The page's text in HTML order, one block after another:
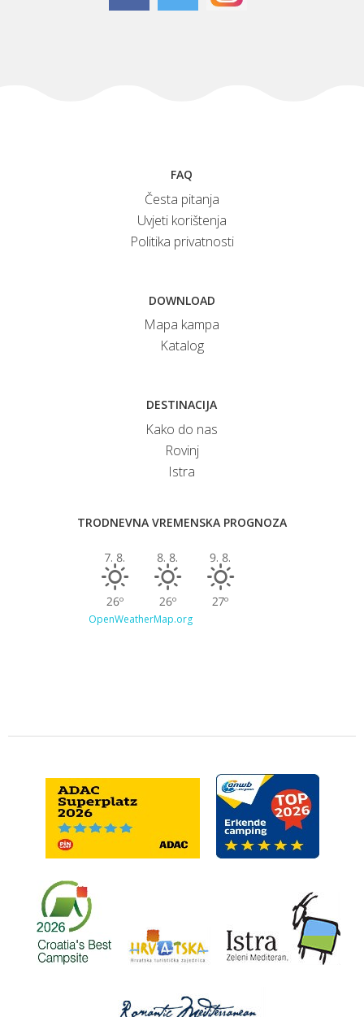
FAQ
Česta pitanja
Uvjeti korištenja
Politika privatnosti
DOWNLOAD
Mapa kampa
Katalog
DESTINACIJA
Kako do nas
Rovinj
Istra
TRODNEVNA VREMENSKA PROGNOZA
7. 8.
26º
8. 8.
26º
9. 8.
27º
OpenWeatherMap.org